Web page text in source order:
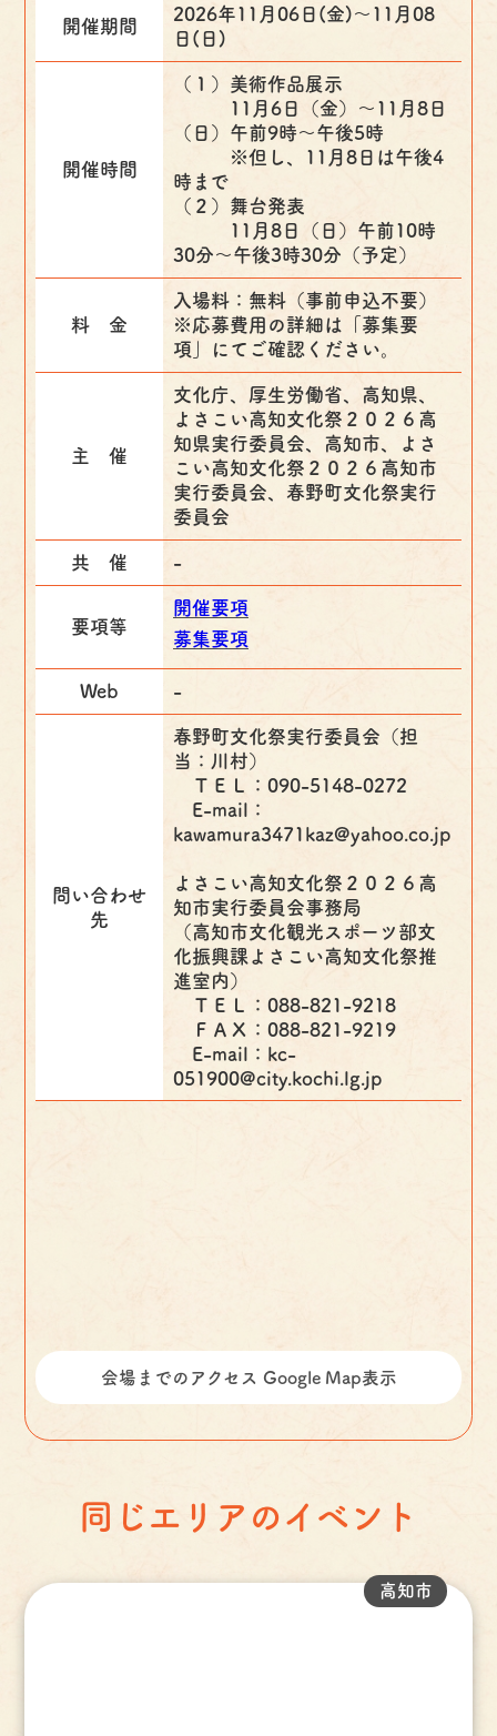
開催期間
2026年11月06日(金)〜11月08
日(日)
開催時間
（１）美術作品展示
11月6日（金）～11月8日
（日）午前9時～午後5時
※但し、11月8日は午後4
時まで
（２）舞台発表
11月8日（日）午前10時
30分～午後3時30分（予定）
料 金
入場料：無料（事前申込不要）
※応募費用の詳細は「募集要
項」にてご確認ください。
主 催
文化庁、厚生労働省、高知県、
よさこい高知文化祭２０２６高
知県実行委員会、高知市、よさ
こい高知文化祭２０２６高知市
実行委員会、春野町文化祭実行
委員会
共 催 -
要項等
開催要項
募集要項
Web -
問い合わせ
先
春野町文化祭実行委員会（担
当：川村）
ＴＥＬ：090-5148-0272
E-mail：
kawamura3471kaz@yahoo.co.jp
よさこい高知文化祭２０２６高
知市実行委員会事務局
（高知市文化観光スポーツ部文
化振興課よさこい高知文化祭推
進室内）
ＴＥＬ：088-821-9218
ＦＡＸ：088-821-9219
E-mail：kc-
051900@city.kochi.lg.jp
会場までのアクセス Google Map表示
同じエリアのイベント
高知市